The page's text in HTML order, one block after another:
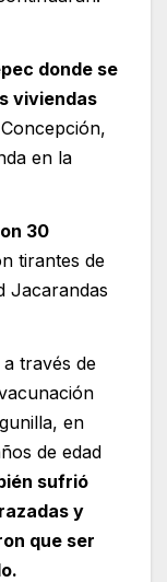
donde se
viviendas
en la
30
tirantes de
Jacarandas
través de
en
de edad
sufrió
y
que ser